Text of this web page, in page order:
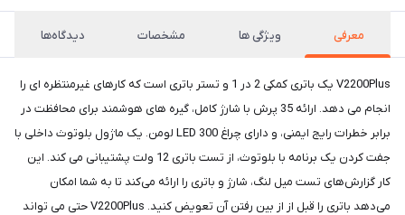
معرفی ویژگی ها مشخصات دیدگاه‌ها
V2200Plus یک باتری کمکی 2 در 1 و تستر باتری است که کارهای غیرمنتظره ای را
انجام می دهد. ارائه 35 پرش با شارژ کامل، گیره های هوشمند برای محافظت در
برابر خطرات رایج ایمنی، و دارای چراغ LED 300 لومن. یک ماژول بلوتوث داخلی با
جفت کردن یک برنامه با بلوتوث، از تست باتری 12 ولت پشتیبانی می کند. این
کار گزارش‌های تست میل لنگ، شارژ و باتری را ارائه می‌کند تا به شما امکان
می‌دهد باتری را قبل از از بین رفتن آن تعویض کنید. V2200Plus حتی می تواند